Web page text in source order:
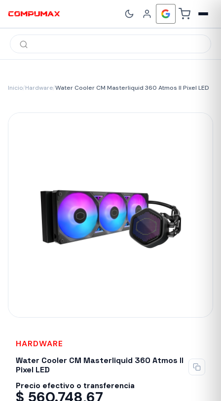
Búsqueda
de
productos
Inicio/Hardware/Water Cooler CM Masterliquid 360 Atmos II Pixel LED
HARDWARE
Water Cooler CM Masterliquid 360 Atmos II
Pixel LED
Precio efectivo o transferencia
$ 560.748,67